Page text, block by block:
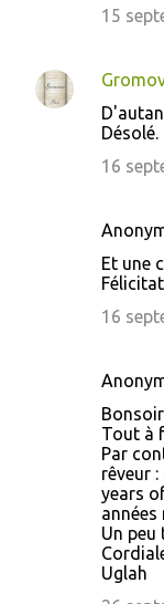
15
Désolé.
16
Et une
16
Bonsoir
Tout à
Par
rêveur
years
années
Un peu
Uglah